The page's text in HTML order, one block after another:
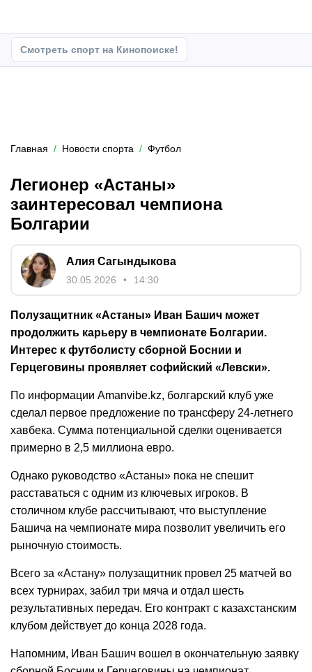
Смотреть спорт на Кинопоиске!
Главная Новости спорта Футбол
Легионер «Астаны»
заинтересовал чемпиона
Болгарии
Алия Сагындыкова
30.05.2026 14:30
Полузащитник «Астаны» Иван Башич может
продолжить карьеру в чемпионате Болгарии.
Интерес к футболисту сборной Боснии и
Герцеговины проявляет софийский «Левски».
По информации Amanvibe.kz, болгарский клуб уже
сделал первое предложение по трансферу 24-летнего
хавбека. Сумма потенциальной сделки оценивается
примерно в 2,5 миллиона евро.
Однако руководство «Астаны» пока не спешит
расставаться с одним из ключевых игроков. В
столичном клубе рассчитывают, что выступление
Башича на чемпионате мира позволит увеличить его
рыночную стоимость.
Всего за «Астану» полузащитник провел 25 матчей во
всех турнирах, забил три мяча и отдал шесть
результативных передач. Его контракт с казахстанским
клубом действует до конца 2028 года.
Напомним, Иван Башич вошел в окончательную заявку